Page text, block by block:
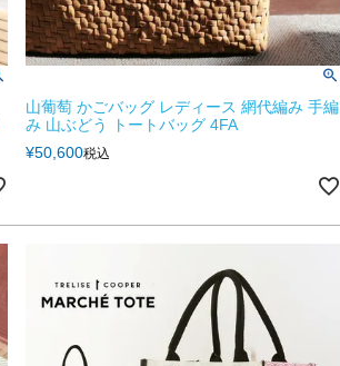
山葡萄 かごバッグ レディース 網代編み 手編
み 山ぶどう トートバッグ 4FA
¥50,600税込